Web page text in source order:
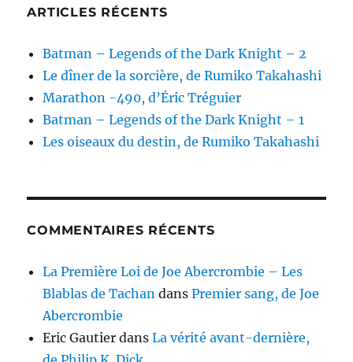
ARTICLES RÉCENTS
Batman – Legends of the Dark Knight – 2
Le dîner de la sorcière, de Rumiko Takahashi
Marathon -490, d’Éric Tréguier
Batman – Legends of the Dark Knight – 1
Les oiseaux du destin, de Rumiko Takahashi
COMMENTAIRES RÉCENTS
La Première Loi de Joe Abercrombie – Les
Blablas de Tachan dansPremier sang, de Joe
Abercrombie
Eric Gautier dansLa vérité avant-dernière,